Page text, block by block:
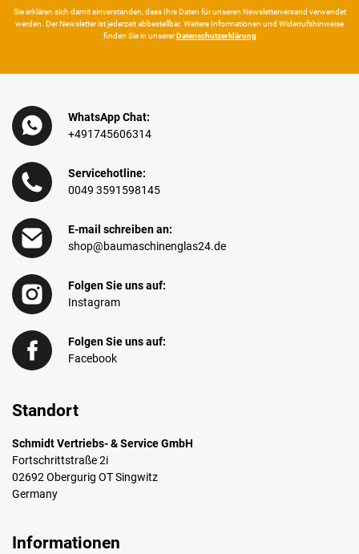
Sie erklären sich damit ein­ver­standen, dass Ihre Da­ten für unseren News­letter­versand ver­wen­det
werden. Der News­letter ist jeder­zeit ab­bestel­lbar. Weitere Infor­mationen und Wider­rufshin­weise
finden Sie in unsererDaten­schutz­erklärung
WhatsApp Chat:
+491745606314
Servicehotline:
0049 3591598145
E-mail schreiben an:
shop@baumaschinenglas24.de
Folgen Sie uns auf:
Instagram
Folgen Sie uns auf:
Facebook
Standort
Schmidt Vertriebs- & Service GmbH
Fortschrittstraße 2i
02692 Obergurig OT Singwitz
Germany
Informationen